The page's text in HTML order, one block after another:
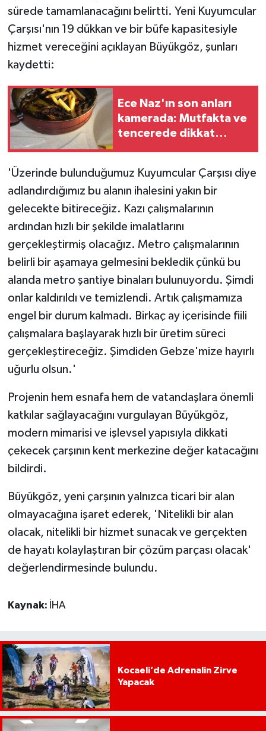
sürede tamamlanacağını belirtti. Yeni Kuyumcular
Çarşısı'nın 19 dükkan ve bir büfe kapasitesiyle
hizmet vereceğini açıklayan Büyükgöz, şunları
kaydetti:
Ece Naz'ın son anları
kamerada: Mutfakta ve
tencerede dikkat
'Üzerinde bulunduğumuz Kuyumcular Çarşısı diye
adlandırdığımız bu alanın ihalesini yakın bir
gelecekte bitireceğiz. Kazı çalışmalarının
ardından hızlı bir şekilde imalatlarını
gerçekleştirmiş olacağız. Metro çalışmalarının
belirli bir aşamaya gelmesini bekledik çünkü bu
alanda metro şantiye binaları bulunuyordu. Şimdi
onlar kaldırıldı ve temizlendi. Artık çalışmamıza
engel bir durum kalmadı. Birkaç ay içerisinde fiili
çalışmalara başlayarak hızlı bir üretim süreci
gerçekleştireceğiz. Şimdiden Gebze'mize hayırlı
uğurlu olsun.'
Projenin hem esnafa hem de vatandaşlara önemli
katkılar sağlayacağını vurgulayan Büyükgöz,
modern mimarisi ve işlevsel yapısıyla dikkati
çekecek çarşının kent merkezine değer katacağını
bildirdi.
Büyükgöz, yeni çarşının yalnızca ticari bir alan
olmayacağına işaret ederek, 'Nitelikli bir alan
olacak, nitelikli bir hizmet sunacak ve gerçekten
de hayatı kolaylaştıran bir çözüm parçası olacak'
değerlendirmesinde bulundu.
Kaynak: İHA
Kocaeli’de Adrenalin Zirve
Yapacak